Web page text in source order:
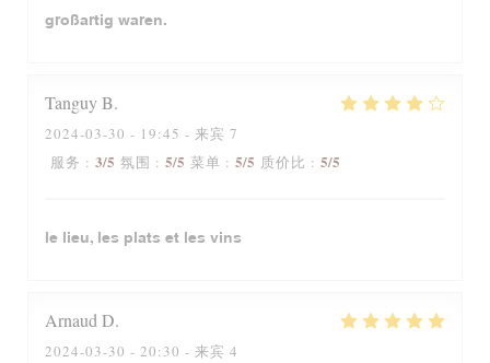
großartig waren.
TanguyB
2024-03-30 - 19:45 - 来宾 7
服务 : 3/5 氛围 : 5/5 菜单 : 5/5 质价比 : 5/5
le lieu, les plats et les vins
ArnaudD
2024-03-30 - 20:30 - 来宾 4